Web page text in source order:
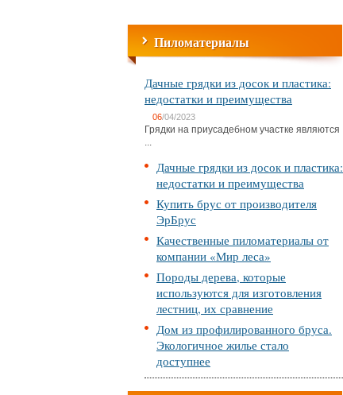
Пиломатериалы
Дачные грядки из досок и пластика:
недостатки и преимущества
06/04/2023
Грядки на приусадебном участке являются
...
Дачные грядки из досок и пластика:
недостатки и преимущества
Купить брус от производителя
ЭрБрус
Качественные пиломатериалы от
компании «Мир леса»
Породы дерева, которые
используются для изготовления
лестниц, их сравнение
Дом из профилированного бруса.
Экологичное жилье стало
доступнее